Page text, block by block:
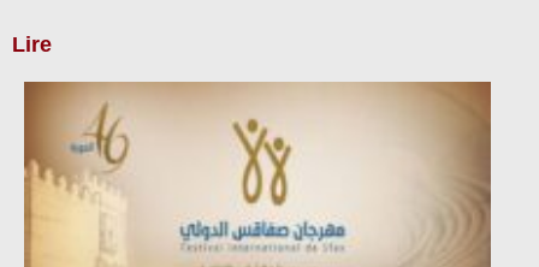
Lire